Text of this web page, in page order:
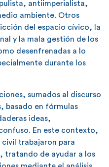
antiimperialista,
ambiente. Otros
del espacio cívico, la
y la mala gestión de los
desenfrenadas a lo
durante los
sumados al discurso
basado en fórmulas
ideas,
En este contexto,
civil trabajaron para
tratando de ayudar a los